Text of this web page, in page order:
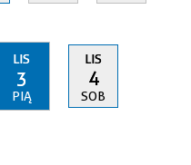
LIS
3
PIĄ
LIS
4
SOB